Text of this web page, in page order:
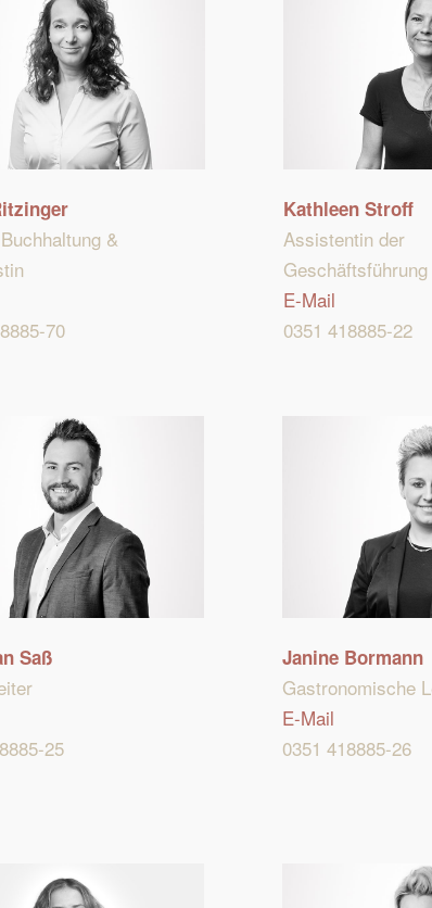
&
70
Kathleen Stroff
Assistentin der
Geschäftsführung
E-Mail
0351 418885-22
Saß
25
Janine Bormann
Gastronomische
E-Mail
0351 418885-26